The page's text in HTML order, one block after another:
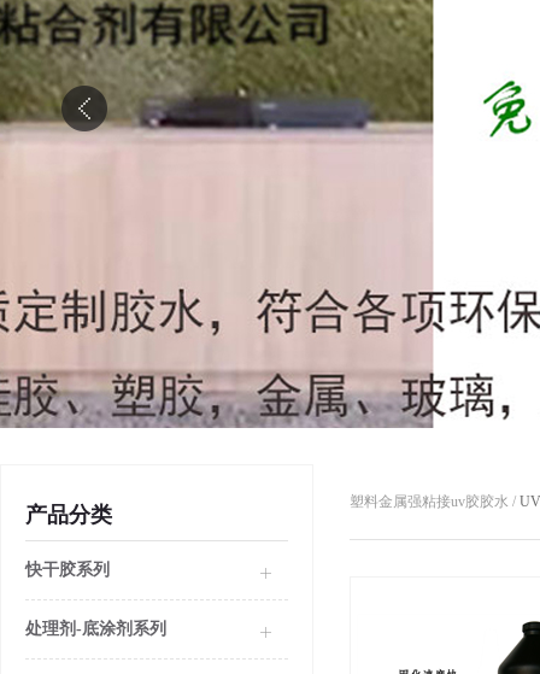
产品分类
快干胶系列
处理剂-底涂剂系列
塑料金属强粘接uv胶胶水 /